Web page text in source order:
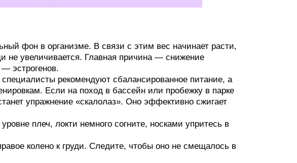
фон в организме. В связи с этим вес начинает расти,
не увеличивается. Главная причина — снижение
эстрогенов.
рекомендуют сбалансированное питание, а
Если на поход в бассейн или пробежку в парке
упражнение «скалолаз». Оно эффективно сжигает
плеч, локти немного согните, носками упритесь в
колено к груди. Следите, чтобы оно не смещалось в